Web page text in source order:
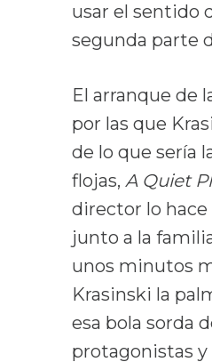
usar el sentido
segunda parte
El arranque de
por las que
de lo que sería
flojas, A Quiet
director lo
junto a la
unos minutos
Krasinski la
esa bola sorda
protagonistas y